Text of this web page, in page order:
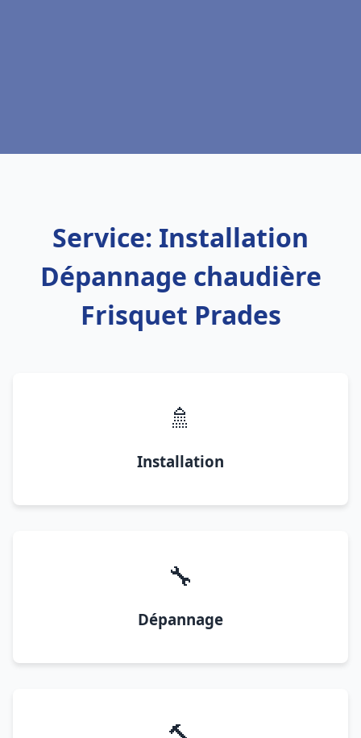
Service: Installation
Dépannage chaudière
Frisquet Prades
🚿
Installation
🔧
Dépannage